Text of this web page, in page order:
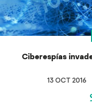
Ciberespías
13 OCT 2016